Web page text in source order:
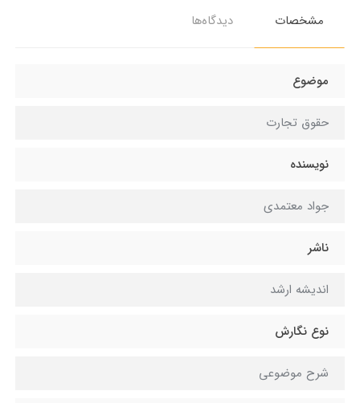
مشخصات دیدگاه‌ها
موضوع
حقوق تجارت
نویسنده
جواد معتمدی
ناشر
انديشه ارشد
نوع نگارش
شرح موضوعی